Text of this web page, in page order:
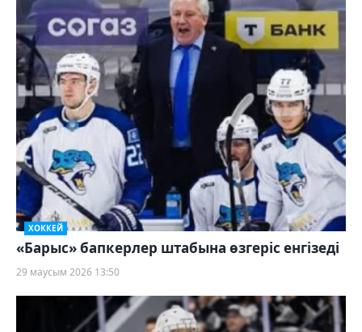
ХОККЕЙ
«Барыс» бапкерлер штабына өзгеріс енгізеді
29 маусым 2026 13:50